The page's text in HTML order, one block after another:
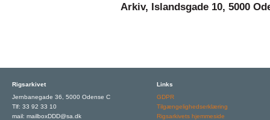
Arkiv, Islandsgade 10, 5000
Rigsarkivet
Jernbanegade 36, 5000 Odense C
Tlf: 33 92 33 10
mail: mailboxDDD@sa.dk
Links
GDPR
Tilgængelighedserklæring
Rigsarkivets hjemmeside